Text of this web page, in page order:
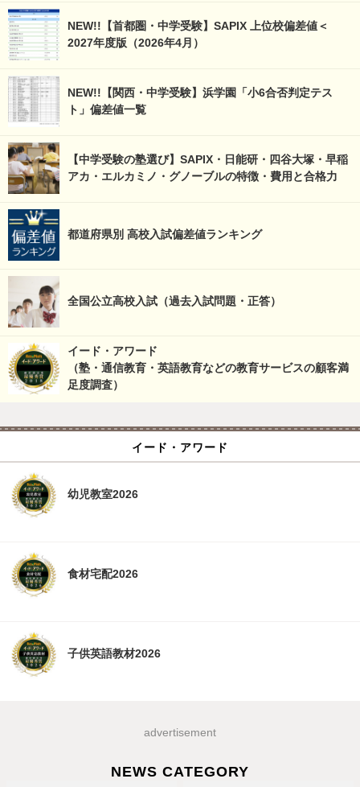
NEW!!【首都圏・中学受験】SAPIX 上位校偏差値＜
2027年度版（2026年4月）
NEW!!【関西・中学受験】浜学園「小6合否判定テス
ト」偏差値一覧
【中学受験の塾選び】SAPIX・日能研・四谷大塚・早稲
アカ・エルカミノ・グノーブルの特徴・費用と合格力
都道府県別 高校入試偏差値ランキング
全国公立高校入試（過去入試問題・正答）
イード・アワード
（塾・通信教育・英語教育などの教育サービスの顧客満
足度調査）
イード・アワード
幼児教室2026
食材宅配2026
子供英語教材2026
advertisement
NEWS CATEGORY